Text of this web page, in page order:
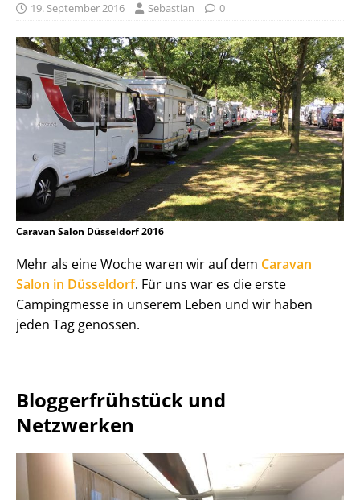
19. September 2016 Sebastian 0
Caravan Salon Düsseldorf 2016
Mehr als eine Woche waren wir auf dem Caravan
Salon in Düsseldorf. Für uns war es die erste
Campingmesse in unserem Leben und wir haben
jeden Tag genossen.
Bloggerfrühstück und
Netzwerken